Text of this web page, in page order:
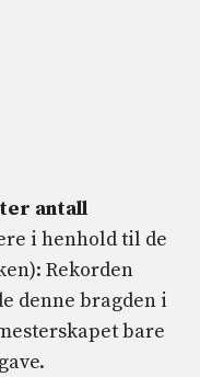
antall
i henhold til de
Rekorden
denne bragden i
bare